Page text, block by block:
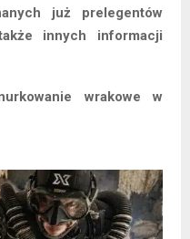
już prelegentów
innych informacji
wrakowe w